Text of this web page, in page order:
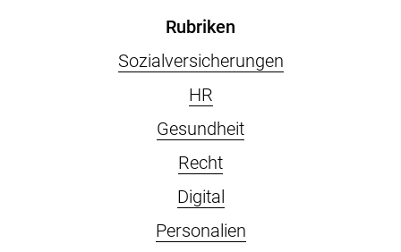
Rubriken
Sozialversicherungen
HR
Gesundheit
Recht
Digital
Personalien